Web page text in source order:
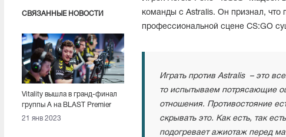
СВЯЗАННЫЕ НОВОСТИ
Vitality вышла в гранд-финал
группы А на BLAST Premier
Spring Groups 2023
21 янв 2023
команды с Astralis. Он признал, что
профессиональной сцене CS:GO
Играть против Astralis – это
то испытываем потрясающие
отношения. Противостояние
скрывать это. Как есть, так
подогревает ажиотаж перед